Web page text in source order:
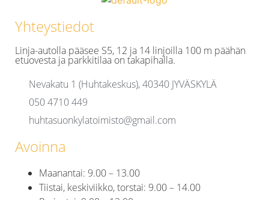
Yhteystiedot
Linja-autolla pääsee S5, 12 ja 14 linjoilla 100 m päähän
etuovesta ja parkkitilaa on takapihalla.
Nevakatu 1 (Huhtakeskus), 40340 JYVÄSKYLÄ
050 4710 449
huhtasuonkylatoimisto@gmail.com
Avoinna
Maanantai: 9.00 – 13.00
Tiistai, keskiviikko, torstai: 9.00 – 14.00